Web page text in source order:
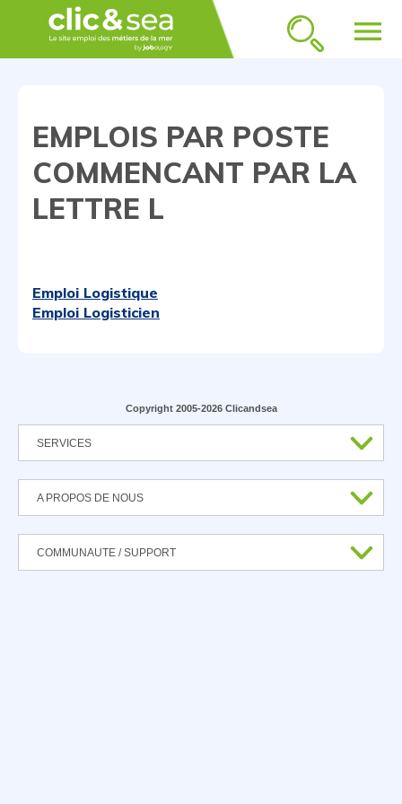
menu
EMPLOIS PAR POSTE
COMMENCANT PAR LA
LETTRE L
Emploi Logistique
Emploi Logisticien
Copyright 2005-2026 Clicandsea
SERVICES
A PROPOS DE NOUS
COMMUNAUTE / SUPPORT